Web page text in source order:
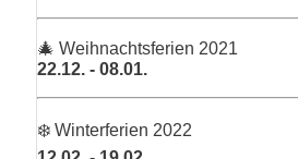
🎄 Weihnachtsferien 2021
22.12. - 08.01.
❄️ Winterferien 2022